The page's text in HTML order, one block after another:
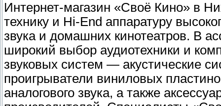
Интернет-магазин «Своё Кино» в
технику и Hi-End аппаратуру
звука и домашних кинотеатров. В
широкий выбор аудиотехники и
звуковых систем — акустические
проигрыватели виниловых
аналогового звука, а также